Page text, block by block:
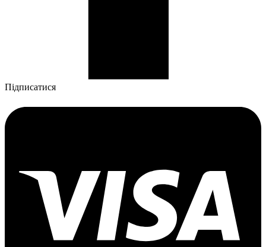
Підписатися